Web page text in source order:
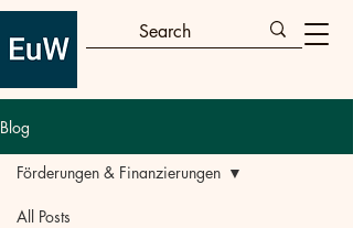
Blog
All Posts
Förderungen & Finanzierungen